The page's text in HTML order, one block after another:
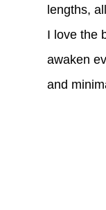
lengths,
I love the
awaken
and